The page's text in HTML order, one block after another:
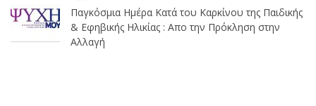
Παγκόσμια Ημέρα Κατά του Καρκίνου της Παιδικής
& Εφηβικής Ηλικίας : Απο την Πρόκληση στην
Αλλαγή